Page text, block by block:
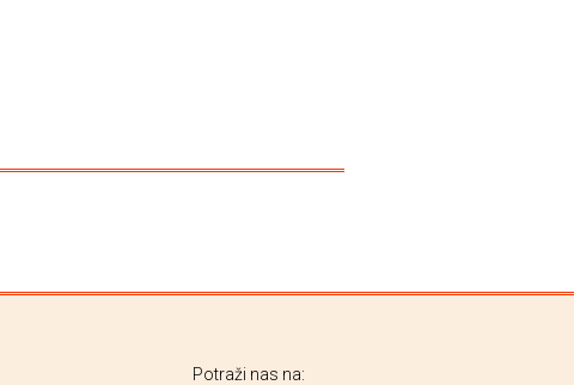
Potraži nas na: